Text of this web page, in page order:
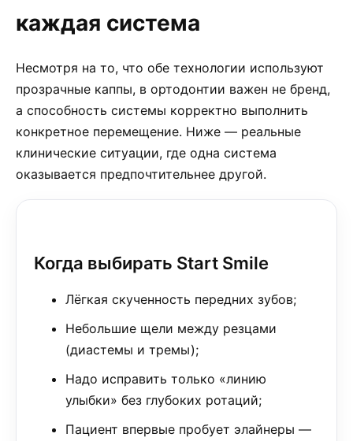
каждая система
Несмотря на то, что обе технологии используют
прозрачные каппы, в ортодонтии важен не бренд,
а способность системы корректно выполнить
конкретное перемещение. Ниже — реальные
клинические ситуации, где одна система
оказывается предпочтительнее другой.
Когда выбирать Start Smile
Лёгкая скученность передних зубов;
Небольшие щели между резцами
(диастемы и тремы);
Надо исправить только «линию
улыбки» без глубоких ротаций;
Пациент впервые пробует элайнеры —